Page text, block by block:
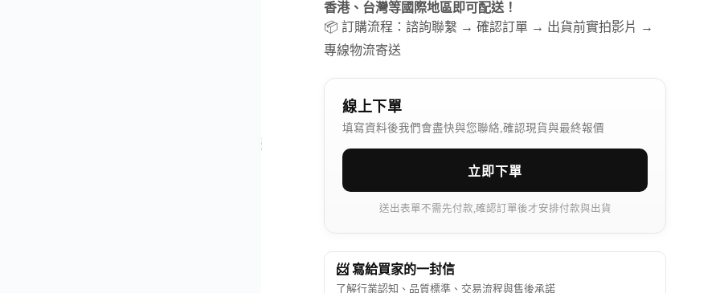
香港、台灣等國際地區即可配送！
📦 訂購流程：諮詢聯繫 → 確認訂單 → 出貨前實拍影片 →
專線物流寄送
線上下單
填寫資料後我們會盡快與您聯絡,確認現貨與最終報價
立即下單
送出表單不需先付款,確認訂單後才安排付款與出貨
📨 寫給買家的一封信
了解行業認知、品質標準、交易流程與售後承諾